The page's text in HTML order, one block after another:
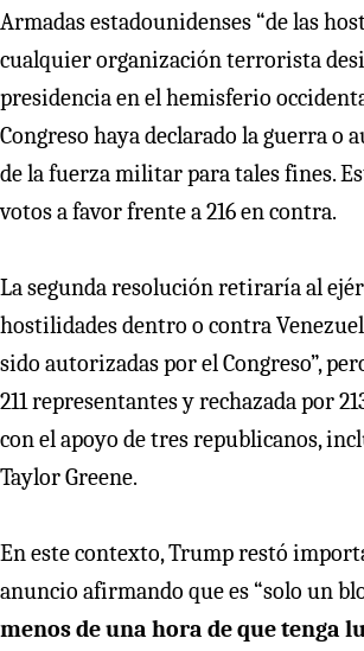
Armadas estadounidenses “de las
cualquier organización terrorista
presidencia en el hemisferio
Congreso haya declarado la guerra o
de la fuerza militar para tales fines.
votos a favor frente a 216 en contra.
La segunda resolución retiraría al
hostilidades dentro o contra
sido autorizadas por el Congreso”,
211 representantes y rechazada por
con el apoyo de tres republicanos,
Taylor Greene.
En este contexto, Trump restó
anuncio afirmando que es “solo un
menos de una hora de que tenga